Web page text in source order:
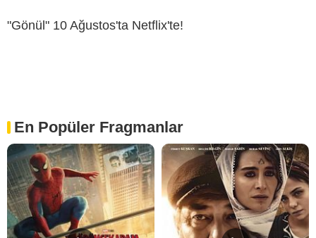
"Gönül" 10 Ağustos'ta Netflix'te!
En Popüler Fragmanlar